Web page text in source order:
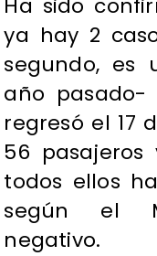
Ha sido
ya hay 2
segundo, es
año
regresó el 17
56
todos ellos
según el
negativo.